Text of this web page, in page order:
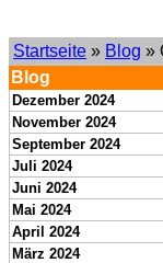
Startseite » Blog »
Blog
Dezember 2024
November 2024
September 2024
Juli 2024
Juni 2024
Mai 2024
April 2024
März 2024